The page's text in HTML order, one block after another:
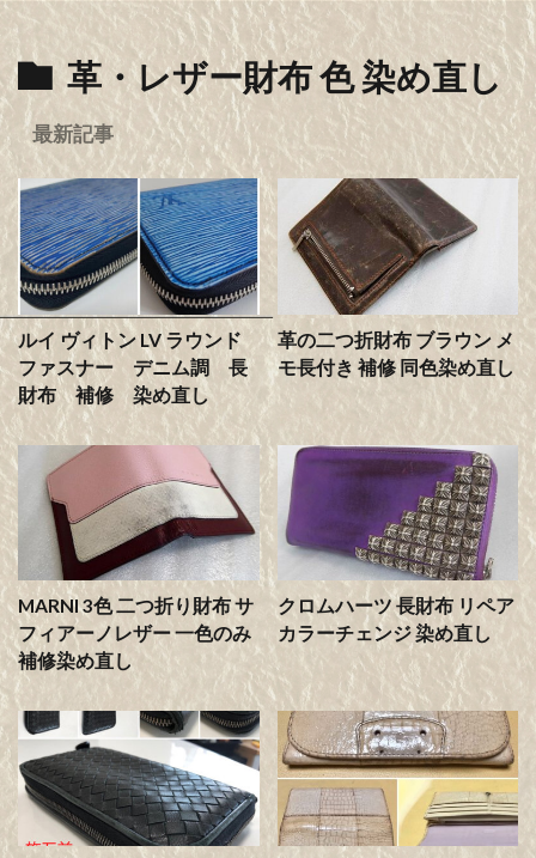
革・レザー財布 色 染め直し
最新記事
ルイ ヴィトン LV ラウンド
ファスナー デニム調 長
財布 補修 染め直し
革の二つ折財布 ブラウン メ
モ長付き 補修 同色染め直し
MARNI 3色 二つ折り財布 サ
フィアーノレザー 一色のみ
補修染め直し
クロムハーツ 長財布 リペア
カラーチェンジ 染め直し